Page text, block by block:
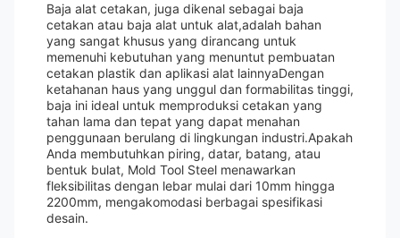
Baja alat cetakan, juga dikenal sebagai baja
cetakan atau baja alat untuk alat,adalah bahan
yang sangat khusus yang dirancang untuk
memenuhi kebutuhan yang menuntut pembuatan
cetakan plastik dan aplikasi alat lainnyaDengan
ketahanan haus yang unggul dan formabilitas tinggi,
baja ini ideal untuk memproduksi cetakan yang
tahan lama dan tepat yang dapat menahan
penggunaan berulang di lingkungan industri.Apakah
Anda membutuhkan piring, datar, batang, atau
bentuk bulat, Mold Tool Steel menawarkan
fleksibilitas dengan lebar mulai dari 10mm hingga
2200mm, mengakomodasi berbagai spesifikasi
desain.